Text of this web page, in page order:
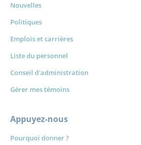
Nouvelles
Politiques
Emplois et carrières
Liste du personnel
Conseil d'administration
Gérer mes témoins
Appuyez-nous
Pourquoi donner ?